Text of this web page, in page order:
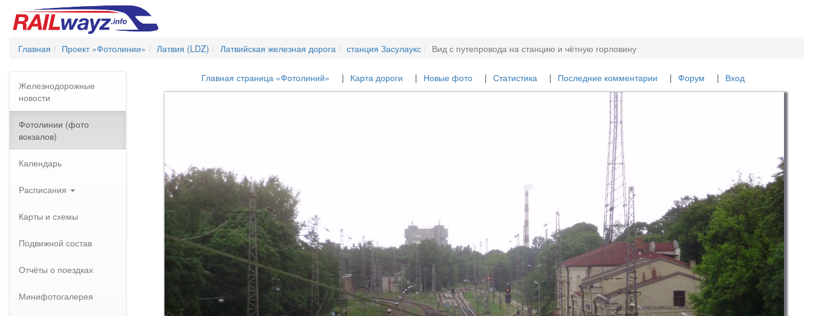
Главная Проект «Фотолинии» Латвия (LDZ) Латвийская железная дорога станция Засулаукс Вид с путепровода на станцию и чётную горловину
Железнодорожные
новости
Фотолинии (фото
вокзалов)
Календарь
Расписания
Карты и схемы
Подвижной состав
Отчёты о поездках
Минифотогалерея
Главная страница «Фотолиний» Карта дороги Новые фото Статистика Последние комментарии Форум Вход